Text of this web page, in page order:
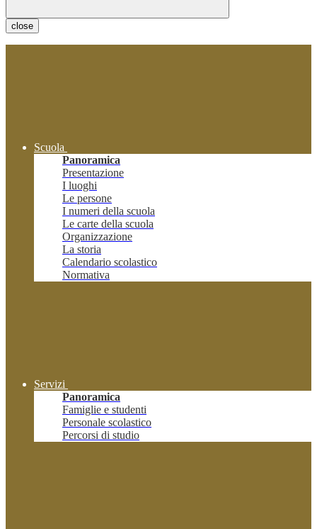
close
Scuola
Panoramica
Presentazione
I luoghi
Le persone
I numeri della scuola
Le carte della scuola
Organizzazione
La storia
Calendario scolastico
Normativa
Servizi
Panoramica
Famiglie e studenti
Personale scolastico
Percorsi di studio